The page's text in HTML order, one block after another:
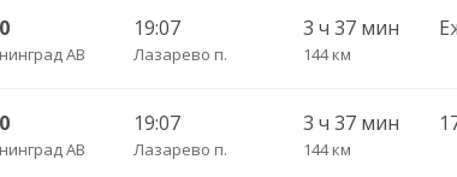
АВ
19:07
Лазарево п.
3 ч 37 мин
144 км
АВ
19:07
Лазарево п.
3 ч 37 мин
144 км